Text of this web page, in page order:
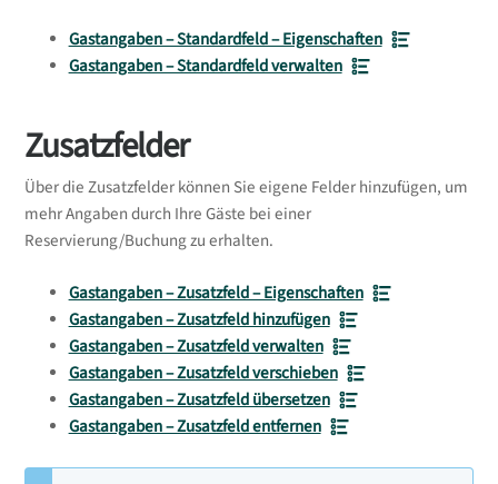
Gastangaben – Standardfeld – Eigenschaften
Gastangaben – Standardfeld verwalten
Zusatzfelder
Über die Zusatzfelder können Sie eigene Felder hinzufügen, um
mehr Angaben durch Ihre Gäste bei einer
Reservierung/Buchung zu erhalten.
Gastangaben – Zusatzfeld – Eigenschaften
Gastangaben – Zusatzfeld hinzufügen
Gastangaben – Zusatzfeld verwalten
Gastangaben – Zusatzfeld verschieben
Gastangaben – Zusatzfeld übersetzen
Gastangaben – Zusatzfeld entfernen